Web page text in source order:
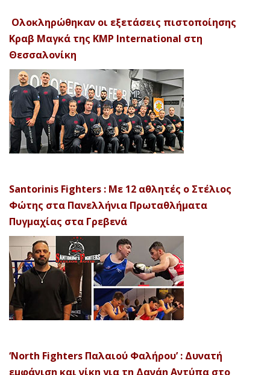
Ολοκληρώθηκαν οι εξετάσεις πιστοποίησης
Κραβ Μαγκά της KMP International στη
Θεσσαλονίκη
Santorinis Fighters : Με 12 αθλητές ο Στέλιος
Φώτης στα Πανελλήνια Πρωταθλήματα
Πυγμαχίας στα Γρεβενά
‘North Fighters Παλαιού Φαλήρου’ : Δυνατή
εμφάνιση και νίκη για τη Δανάη Αντύπα στο